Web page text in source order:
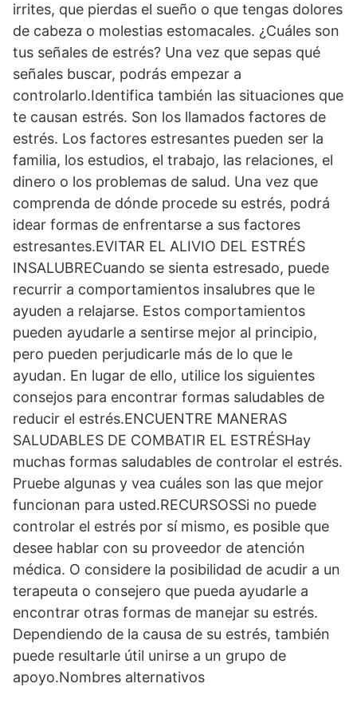
irrites, que pierdas el sueño o que tengas dolores
de cabeza o molestias estomacales. ¿Cuáles son
tus señales de estrés? Una vez que sepas qué
señales buscar, podrás empezar a
controlarlo.Identifica también las situaciones que
te causan estrés. Son los llamados factores de
estrés. Los factores estresantes pueden ser la
familia, los estudios, el trabajo, las relaciones, el
dinero o los problemas de salud. Una vez que
comprenda de dónde procede su estrés, podrá
idear formas de enfrentarse a sus factores
estresantes.EVITAR EL ALIVIO DEL ESTRÉS
INSALUBRECuando se sienta estresado, puede
recurrir a comportamientos insalubres que le
ayuden a relajarse. Estos comportamientos
pueden ayudarle a sentirse mejor al principio,
pero pueden perjudicarle más de lo que le
ayudan. En lugar de ello, utilice los siguientes
consejos para encontrar formas saludables de
reducir el estrés.ENCUENTRE MANERAS
SALUDABLES DE COMBATIR EL ESTRÉSHay
muchas formas saludables de controlar el estrés.
Pruebe algunas y vea cuáles son las que mejor
funcionan para usted.RECURSOSSi no puede
controlar el estrés por sí mismo, es posible que
desee hablar con su proveedor de atención
médica. O considere la posibilidad de acudir a un
terapeuta o consejero que pueda ayudarle a
encontrar otras formas de manejar su estrés.
Dependiendo de la causa de su estrés, también
puede resultarle útil unirse a un grupo de
apoyo.Nombres alternativos